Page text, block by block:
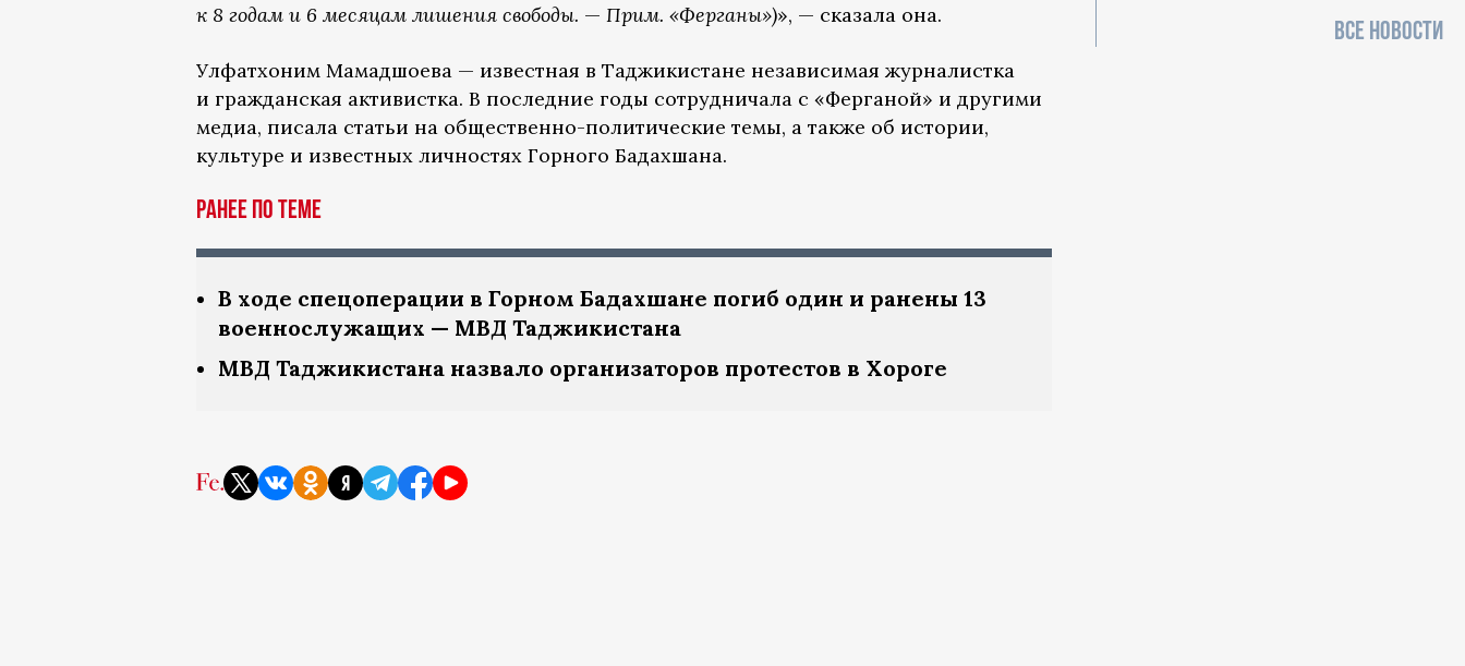
к 8 годам и 6 месяцам лишения свободы. — Прим. «Ферганы»)», — сказала она.
Улфатхоним Мамадшоева — известная в Таджикистане независимая журналистка
и гражданская активистка. В последние годы сотрудничала с «Ферганой» и другими
медиа, писала статьи на общественно-политические темы, а также об истории,
культуре и известных личностях Горного Бадахшана.
Ранее по теме
В ходе спецоперации в Горном Бадахшане погиб один и ранены 13
военнослужащих — МВД Таджикистана
МВД Таджикистана назвало организаторов протестов в Хороге
ВСЕ НОВОСТИ